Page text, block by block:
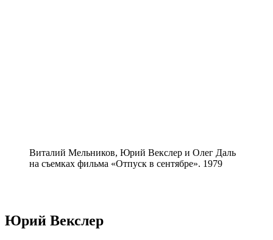
Виталий Мельников, Юрий Векслер и Олег Даль
на съемках фильма «Отпуск в сентябре». 1979
Юрий Векслер